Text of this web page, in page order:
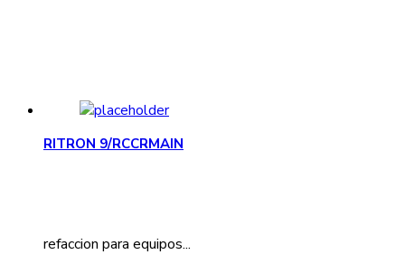
RITRON 9/RCCRMAIN
refaccion para equipos...